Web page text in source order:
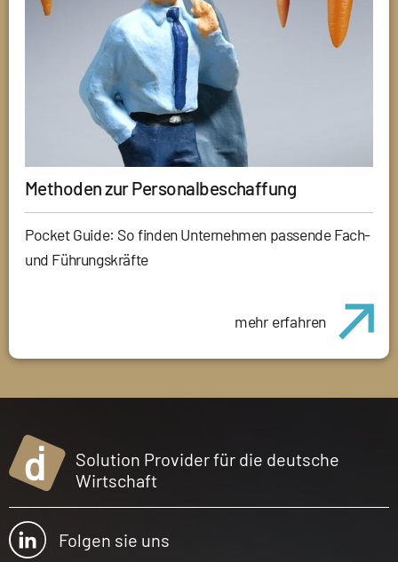
Methoden zur Personalbeschaffung
Pocket Guide: So finden Unternehmen passende Fach-
und Führungskräfte
mehr erfahren
Solution Provider für die deutsche
Wirtschaft
Folgen sie uns